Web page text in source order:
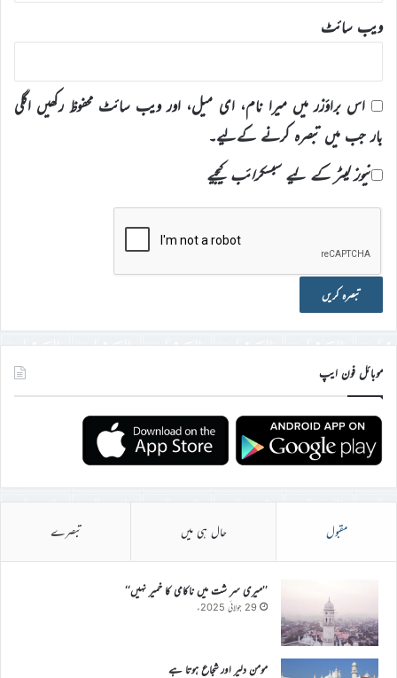
ویب‌ سائٹ
اس براؤزر میں میرا نام، ای میل، اور ویب سائٹ محفوظ رکھیں اگلی
بار جب میں تبصرہ کرنے کےلیے۔
نیوز لیٹر کے لیے سبسکرائب کیجیے
موبائل فون ایپ
مقبول حال ہی میں تبصرے
’’میری سر شت میں ناکامی کا خمیر نہیں‘‘
29 جولائی 2025ء
مومن دلیر اور شجاع ہوتا ہے